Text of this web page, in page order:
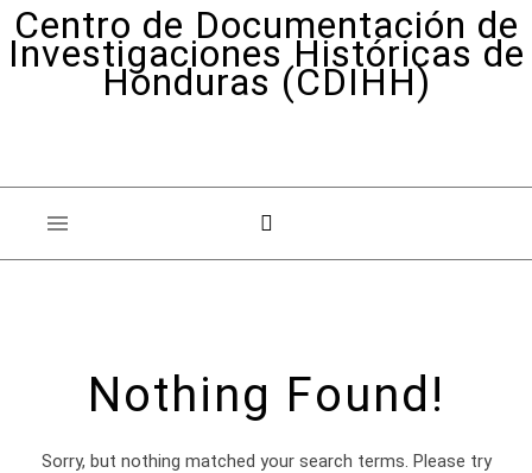
Centro de Documentación de
Investigaciones Históricas de
Honduras (CDIHH)
Nothing Found!
Sorry, but nothing matched your search terms. Please try